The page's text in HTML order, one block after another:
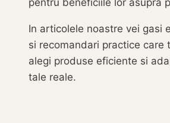
In articolele noastre vei gasi
si recomandari practice care
alegi produse eficiente si
tale reale.